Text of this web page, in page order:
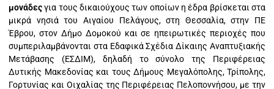
μονάδεςγια τους δικαιούχους των οποίων η έδρα βρίσκεται στα
μικρά νησιά του Αιγαίου Πελάγους, στη Θεσσαλία, στην ΠΕ
Έβρου, στον Δήμο Δομοκού και σε ηπειρωτικές περιοχές που
συμπεριλαμβάνονται στα Εδαφικά Σχέδια Δίκαιης Αναπτυξιακής
Μετάβασης (ΕΣΔΙΜ), δηλαδή το σύνολο της Περιφέρειας
Δυτικής Μακεδονίας και τους Δήμους Μεγαλόπολης, Τρίπολης,
Γορτυνίας και Οιχαλίας της Περιφέρειας Πελοποννήσου, με την